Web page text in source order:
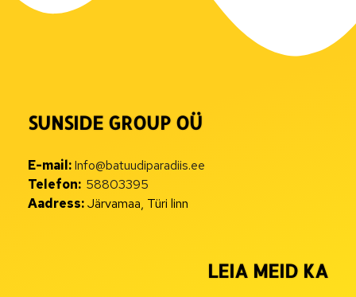
SUNSIDE GROUP OÜ
E-mail:Info@batuudiparadiis.ee
Telefon: 58803395
Aadress:Järvamaa, Türi linn
LEIA MEID KA